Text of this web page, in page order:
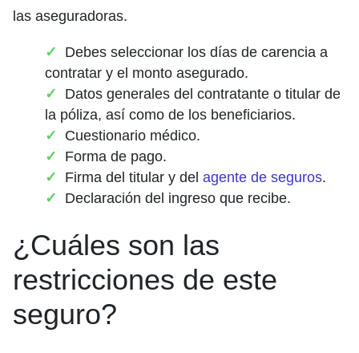
las aseguradoras.
Debes seleccionar los días de carencia a
contratar y el monto asegurado.
Datos generales del contratante o titular de
la póliza, así como de los beneficiarios.
Cuestionario médico.
Forma de pago.
Firma del titular y del agente de seguros.
Declaración del ingreso que recibe.
¿Cuáles son las
restricciones de este
seguro?